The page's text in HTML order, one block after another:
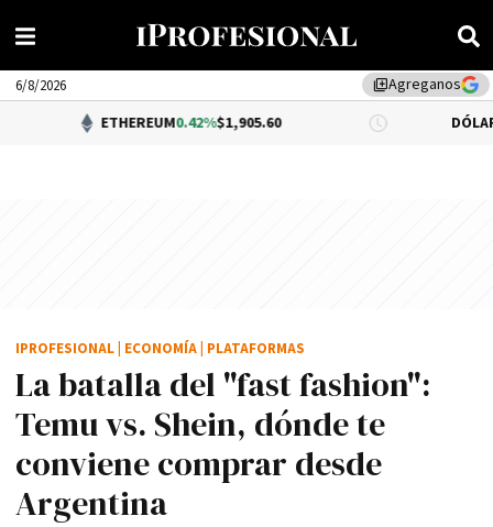
library_addAgreganos
6/8/2026
ETHEREUM0.42%$1,905.60 DÓLAR BNA 0.34%
La batalla del "fast fashion":
Temu vs. Shein, dónde te
conviene comprar desde
Argentina
IPROFESIONAL ECONOMÍA PLATAFORMAS